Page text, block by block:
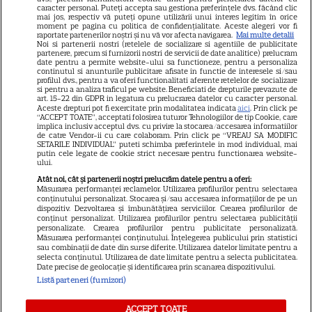
Dumnezeu mâna în cap!
Felicitări, să fiți fericiți! Că
frumoși sunteți!
Cătălin Crișan, gafă de
proporții după ce a anunțat că
s-a despărțit de iubită „Să mă
criticați ușor”. Internauții i-au
Vedeta din România care a
născut chiar de ziua ei. Anul
acesta face nunta de lemn!
caracter personal. Puteți accepta sau gestiona preferințele dvs. făcând clic
mai jos, respectiv vă puteți opune utilizării unui interes legitim în orice
moment pe pagina cu politica de confidențialitate. Aceste alegeri vor fi
raportate partenerilor noștri și nu vă vor afecta navigarea. Mai multe detalii
Noi si partenerii nostri (retelele de socializare si agentiile de publicitate
partenere, precum si furnizorii nostri de servicii de date analitice) prelucram
date pentru a permite website-ului sa functioneze, pentru a personaliza
continutul si anunturile publicitare afisate in functie de interesele si/sau
profilul dvs., pentru a va oferi functionalitati aferente retelelor de socializare
si pentru a analiza traficul pe website. Beneficiati de drepturile prevazute de
art. 15-22 din GDPR in legatura cu prelucrarea datelor cu caracter personal.
Aceste drepturi pot fi exercitate prin modalitatea indicataaici. Prin click pe
“ACCEPT TOATE”, acceptati folosirea tuturor Tehnologiilor de tip Cookie, care
implica inclusiv acceptul dvs. cu privire la stocarea/accesarea informatiilor
de catre Vendor-ii cu care colaboram. Prin click pe “VREAU SA MODIFIC
SETARILE INDIVIDUAL” puteti schimba preferintele in mod individual, mai
putin cele legate de cookie strict necesare pentru functionarea website-
ului.
Atât noi, cât și partenerii noștri prelucrăm datele pentru a oferi:
Măsurarea performanței reclamelor. Utilizarea profilurilor pentru selectarea
conținutului personalizat. Stocarea și/sau accesarea informațiilor de pe un
dispozitiv. Dezvoltarea și îmbunătățirea serviciilor. Crearea profilurilor de
conținut personalizat. Utilizarea profilurilor pentru selectarea publicității
personalizate. Crearea profilurilor pentru publicitate personalizată.
Măsurarea performanței conținutului. Înțelegerea publicului prin statistici
sau combinații de date din surse diferite. Utilizarea datelor limitate pentru a
selecta conținutul. Utilizarea de date limitate pentru a selecta publicitatea.
Date precise de geolocație și identificarea prin scanarea dispozitivului.
Listă parteneri (furnizori)
ACCEPT TOATE